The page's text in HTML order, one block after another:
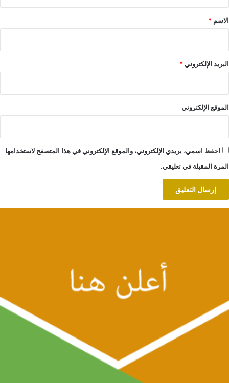
*
الاسم *
البريد الإلكتروني*
الموقع الإلكتروني
احفظ اسمي، بريدي الإلكتروني، والموقع الإلكتروني في هذا المتصفح لاستخدامها
المرة المقبلة في تعليقي.